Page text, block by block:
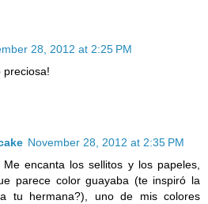
28, 2012 at 2:25 PM
preciosa!
November 28, 2012 at 2:35 PM
encanta los sellitos y los papeles,
parece color guayaba (te inspiró la
tu hermana?), uno de mis colores